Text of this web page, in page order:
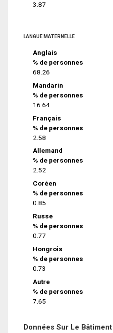
3.87
LANGUE MATERNELLE
Anglais
% de personnes
68.26
Mandarin
% de personnes
16.64
Français
% de personnes
2.58
Allemand
% de personnes
2.52
Coréen
% de personnes
0.85
Russe
% de personnes
0.77
Hongrois
% de personnes
0.73
Autre
% de personnes
7.65
Données Sur Le Bâtiment